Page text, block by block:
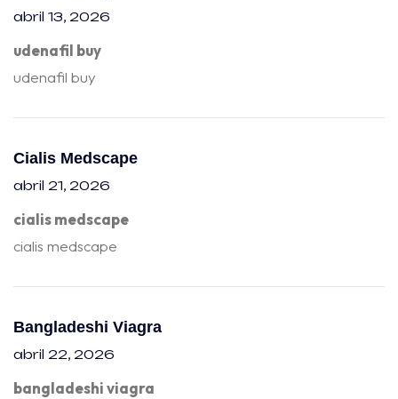
abril 13, 2026
udenafil buy
udenafil buy
Cialis Medscape
abril 21, 2026
cialis medscape
cialis medscape
Bangladeshi Viagra
abril 22, 2026
bangladeshi viagra